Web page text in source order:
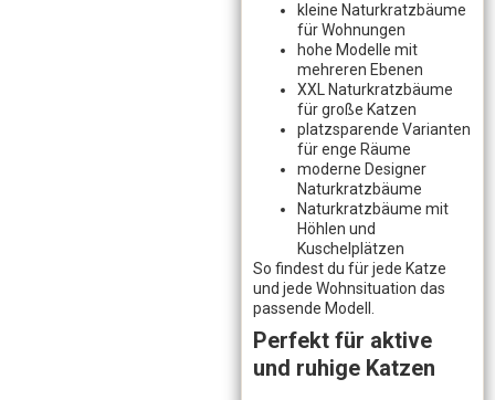
kleine Naturkratzbäume
für Wohnungen
hohe Modelle mit
mehreren Ebenen
XXL Naturkratzbäume
für große Katzen
platzsparende Varianten
für enge Räume
moderne Designer
Naturkratzbäume
Naturkratzbäume mit
Höhlen und
Kuschelplätzen
So findest du für jede Katze
und jede Wohnsituation das
passende Modell.
Perfekt für aktive
und ruhige Katzen